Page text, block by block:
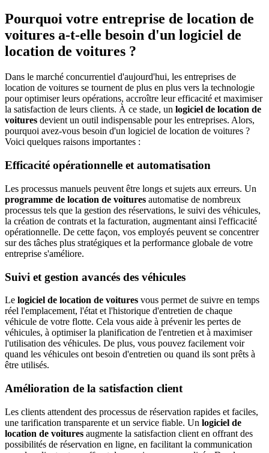
Pourquoi votre entreprise de location de
voitures a-t-elle besoin d'un logiciel de
location de voitures ?
Dans le marché concurrentiel d'aujourd'hui, les entreprises de
location de voitures se tournent de plus en plus vers la technologie
pour optimiser leurs opérations, accroître leur efficacité et maximiser
la satisfaction de leurs clients. À ce stade, un logiciel de location de
voitures devient un outil indispensable pour les entreprises. Alors,
pourquoi avez-vous besoin d'un logiciel de location de voitures ?
Voici quelques raisons importantes :
Efficacité opérationnelle et automatisation
Les processus manuels peuvent être longs et sujets aux erreurs. Un
programme de location de voitures automatise de nombreux
processus tels que la gestion des réservations, le suivi des véhicules,
la création de contrats et la facturation, augmentant ainsi l'efficacité
opérationnelle. De cette façon, vos employés peuvent se concentrer
sur des tâches plus stratégiques et la performance globale de votre
entreprise s'améliore.
Suivi et gestion avancés des véhicules
Le logiciel de location de voitures vous permet de suivre en temps
réel l'emplacement, l'état et l'historique d'entretien de chaque
véhicule de votre flotte. Cela vous aide à prévenir les pertes de
véhicules, à optimiser la planification de l'entretien et à maximiser
l'utilisation des véhicules. De plus, vous pouvez facilement voir
quand les véhicules ont besoin d'entretien ou quand ils sont prêts à
être utilisés.
Amélioration de la satisfaction client
Les clients attendent des processus de réservation rapides et faciles,
une tarification transparente et un service fiable. Un logiciel de
location de voitures augmente la satisfaction client en offrant des
possibilités de réservation en ligne, en facilitant la communication